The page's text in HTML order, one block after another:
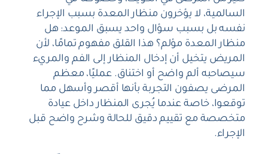
السالمية، لا يؤخرون منظار المعدة بسبب الإجراء
نفسه بل بسبب سؤال واحد يسبق الموعد: هل
منظار المعدة مؤلم؟ هذا القلق مفهوم تمامًا، لأن
المريض يتخيل أن إدخال المنظار إلى الفم والمريء
سيصاحبه ألم واضح أو اختناق. عمليًا، معظم
المرضى يصفون التجربة بأنها أقصر وأسهل مما
توقعوا، خاصة عندما يُجرى المنظار داخل عيادة
متخصصة مع تقييم دقيق للحالة وشرح واضح قبل
الإجراء.